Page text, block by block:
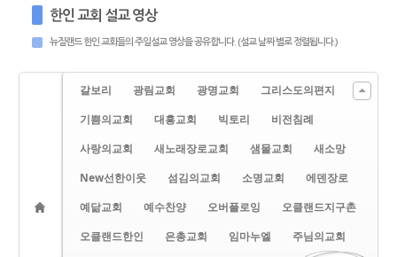
한인 교회 설교 영상
뉴질랜드 한인 교회들의 주일설교 영상을 공유합니다. (설교 날짜 별로 정렬됩니다.)
갈보리 광림교회 광명교회
그리스도의편지
기쁨의교회
대흥교회 빅토리
비전침례
사랑의교회
새노래장로교회 샘물교회
새소망
New선한이웃
섬김의교회 소명교회
에덴장로
예닮교회
예수찬양 오버플로잉
오클랜드지구촌
오클랜드한인
은총교회 임마누엘
주님의교회